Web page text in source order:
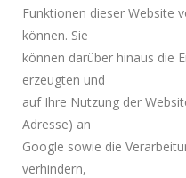
Funktionen dieser Website
können. Sie
können darüber hinaus die
erzeugten und
auf Ihre Nutzung der
Adresse) an
Google sowie die
verhindern,